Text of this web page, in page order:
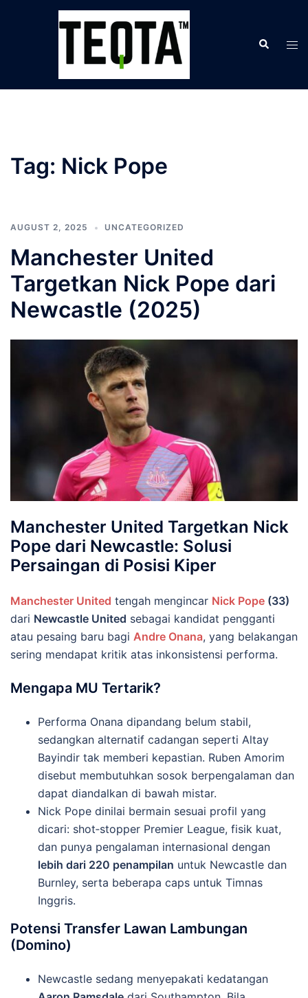
Search
Tag: Nick Pope
AUGUST 2, 2025 UNCATEGORIZED
Manchester United
Targetkan Nick Pope dari
Newcastle (2025)
Manchester United Targetkan Nick
Pope dari Newcastle: Solusi
Persaingan di Posisi Kiper
Manchester United tengah mengincar Nick Pope (33)
dari Newcastle United sebagai kandidat pengganti
atau pesaing baru bagi Andre Onana, yang belakangan
sering mendapat kritik atas inkonsistensi performa.
Mengapa MU Tertarik?
Performa Onana dipandang belum stabil,
sedangkan alternatif cadangan seperti Altay
Bayindir tak memberi kepastian. Ruben Amorim
disebut membutuhkan sosok berpengalaman dan
dapat diandalkan di bawah mistar.
Nick Pope dinilai bermain sesuai profil yang
dicari: shot‑stopper Premier League, fisik kuat,
dan punya pengalaman internasional dengan
lebih dari 220 penampilan untuk Newcastle dan
Burnley, serta beberapa caps untuk Timnas
Inggris.
Potensi Transfer Lawan Lambungan
(Domino)
Newcastle sedang menyepakati kedatangan